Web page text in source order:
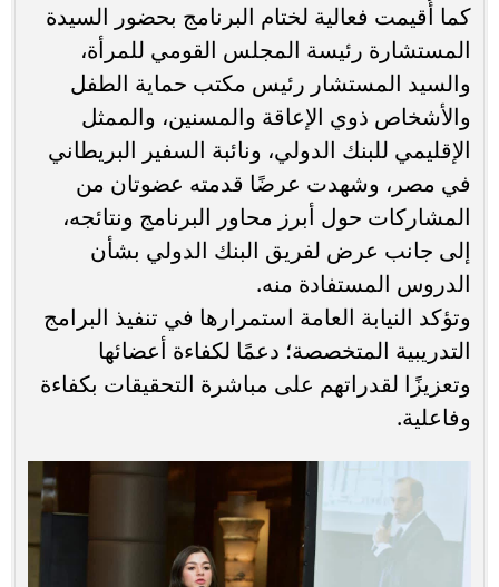
كما أُقيمت فعالية لختام البرنامج بحضور السيدة
المستشارة رئيسة المجلس القومي للمرأة،
والسيد المستشار رئيس مكتب حماية الطفل
والأشخاص ذوي الإعاقة والمسنين، والممثل
الإقليمي للبنك الدولي، ونائبة السفير البريطاني
في مصر، وشهدت عرضًا قدمته عضوتان من
المشاركات حول أبرز محاور البرنامج ونتائجه،
إلى جانب عرض لفريق البنك الدولي بشأن
الدروس المستفادة منه.
وتؤكد النيابة العامة استمرارها في تنفيذ البرامج
التدريبية المتخصصة؛ دعمًا لكفاءة أعضائها
وتعزيزًا لقدراتهم على مباشرة التحقيقات بكفاءة
وفاعلية.